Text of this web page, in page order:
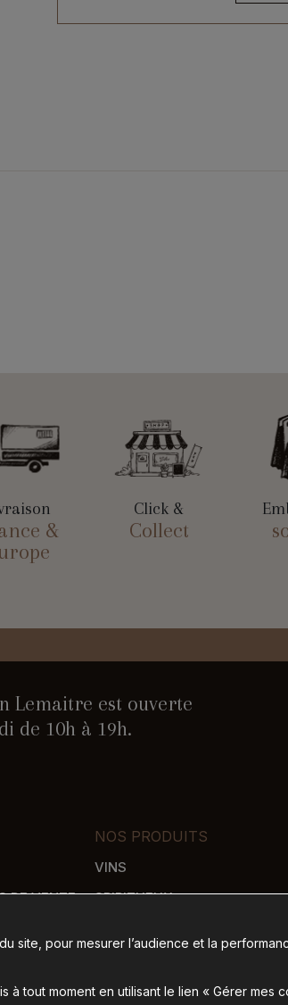
&
Click &
Collect
Lemaitre est ouverte
de 10h à 19h.
DE VENTE
NOS PRODUITS
VINS
SPIRITUEUX
ÉPICERIE SUCRÉE
site, pour mesurer l’audience et la
tout moment en utilisant le lien « Gérer mes